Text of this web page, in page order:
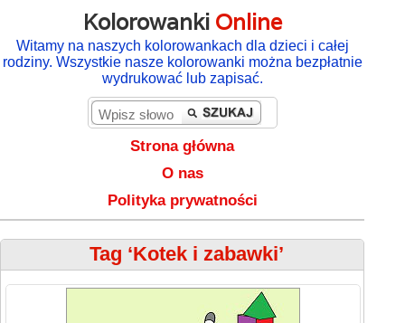
Kolorowanki Online
Witamy na naszych kolorowankach dla dzieci i całej
rodziny. Wszystkie nasze kolorowanki można bezpłatnie
wydrukować lub zapisać.
Strona główna
O nas
Polityka prywatności
Tag ‘Kotek i zabawki’